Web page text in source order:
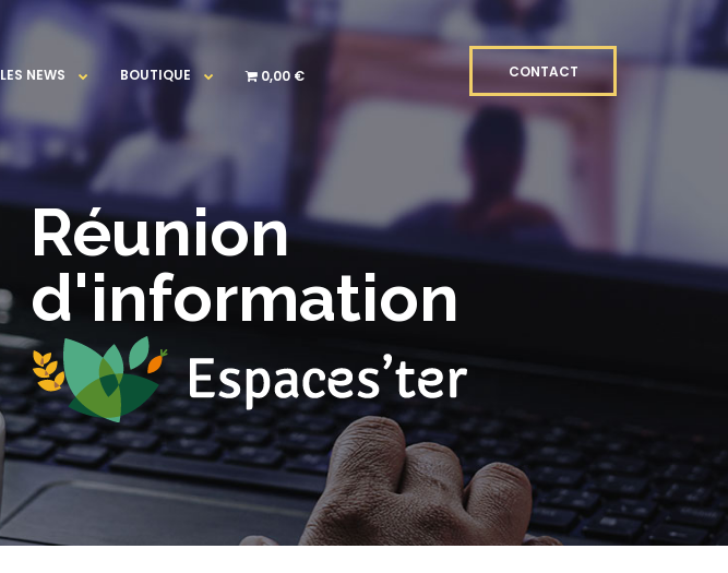
LES NEWS BOUTIQUE 0,00 € CONTACT
Réunion
d'information